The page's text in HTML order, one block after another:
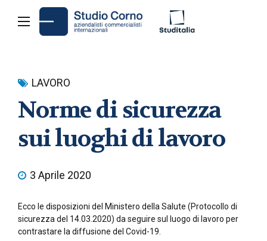
LAVORO
Norme di sicurezza
sui luoghi di lavoro
3 Aprile 2020
Ecco le disposizioni del Ministero della Salute (Protocollo di
sicurezza del 14.03.2020) da seguire sul luogo di lavoro per
contrastare la diffusione del Covid-19.